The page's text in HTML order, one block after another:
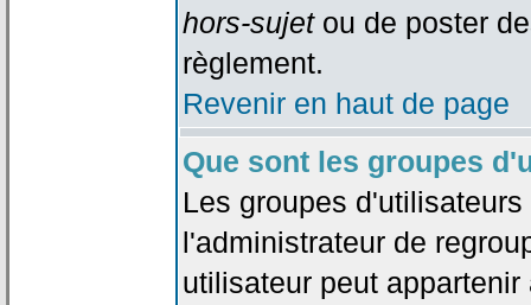
hors-sujetou de poster
règlement.
Revenir en haut de page
Que sont les groupes
Les groupes
l'administrateur de
utilisateur peut